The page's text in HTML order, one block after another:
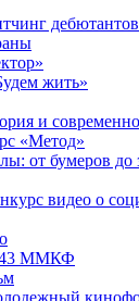
жить»
и
«Метод»
от бумеров до
видео о
43 ММКФ